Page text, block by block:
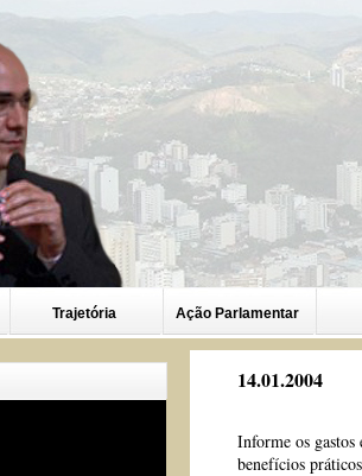
Trajetória Ação Parlamentar
14.01.2004
Informe os gastos
benefícios